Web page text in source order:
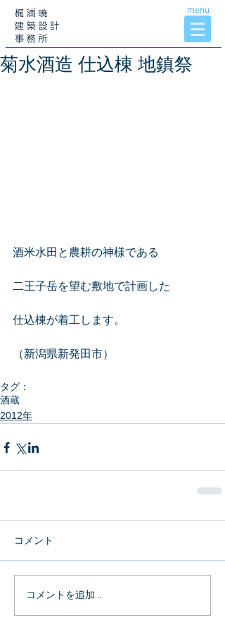
menu
菊水酒造 仕込棟 地鎮祭
酒米水田と農耕の神様である
二王子岳を望む敷地で計画した
仕込棟が着工します。
（新潟県新発田市）
タグ：
酒蔵
2012年
コメント
コメントを追加…